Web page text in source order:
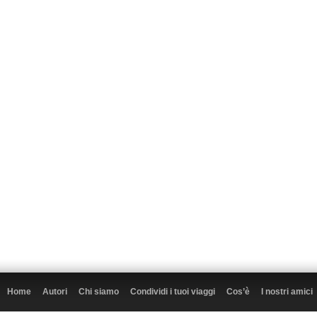
Home Autori Chi siamo Condividi i tuoi viaggi Cos’è I nostri amici